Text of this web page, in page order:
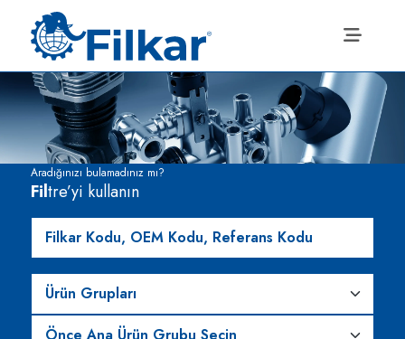
Aradığınızı bulamadınız mı?
Filtre’yi kullanın